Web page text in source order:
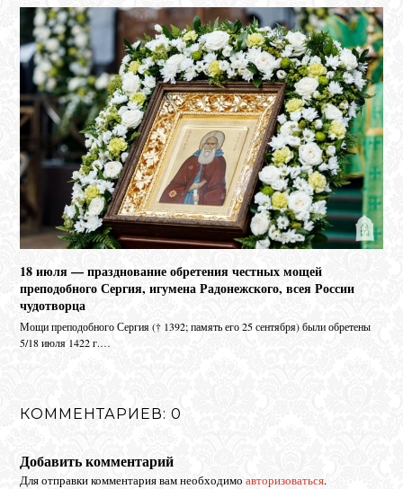
18 июля — празднование обретения честных мощей
преподобного Сергия, игумена Радонежского, всея России
чудотворца
Мо­щи пре­по­доб­но­го Сер­гия († 1392; па­мять его 25 сен­тяб­ря) бы­ли об­ре­те­ны
5/18 июля 1422 г.…
КОММЕНТАРИЕВ: 0
Добавить комментарий
Для отправки комментария вам необходимоавторизоваться.